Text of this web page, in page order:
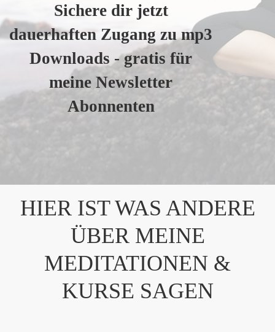
Sichere dir jetzt
dauerhaften Zugang zu mp3
Downloads - gratis für
meine Newsletter
Abonnenten
HIER IST WAS ANDERE
ÜBER MEINE
MEDITATIONEN &
KURSE SAGEN